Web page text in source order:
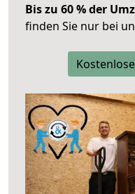
Bis zu 60 % der
finden Sie nur bei